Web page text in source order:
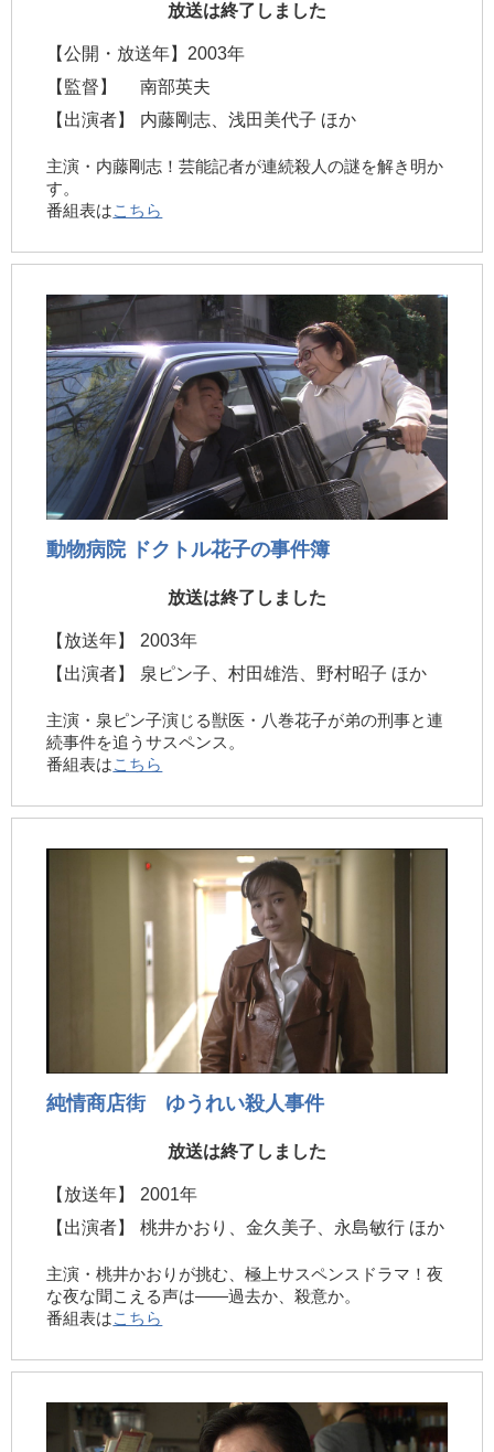
放送は終了しました
【公開・放送年】 2003年
【監督】
南部英夫
【出演者】
内藤剛志、浅田美代子 ほか
主演・内藤剛志！芸能記者が連続殺人の謎を解き明か
す。
番組表はこちら
動物病院 ドクトル花子の事件簿
放送は終了しました
【放送年】
2003年
【出演者】
泉ピン子、村田雄浩、野村昭子 ほか
主演・泉ピン子演じる獣医・八巻花子が弟の刑事と連
続事件を追うサスペンス。
番組表はこちら
純情商店街 ゆうれい殺人事件
放送は終了しました
【放送年】
2001年
【出演者】
桃井かおり、金久美子、永島敏行 ほか
主演・桃井かおりが挑む、極上サスペンスドラマ！夜
な夜な聞こえる声は——過去か、殺意か。
番組表はこちら